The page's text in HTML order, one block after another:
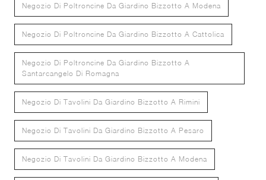
Negozio Di Poltroncine Da Giardino Bizzotto A Modena
Negozio Di Poltroncine Da Giardino Bizzotto A Cattolica
Negozio Di Poltroncine Da Giardino Bizzotto A
Santarcangelo Di Romagna
Negozio Di Tavolini Da Giardino Bizzotto A Rimini
Negozio Di Tavolini Da Giardino Bizzotto A Pesaro
Negozio Di Tavolini Da Giardino Bizzotto A Modena